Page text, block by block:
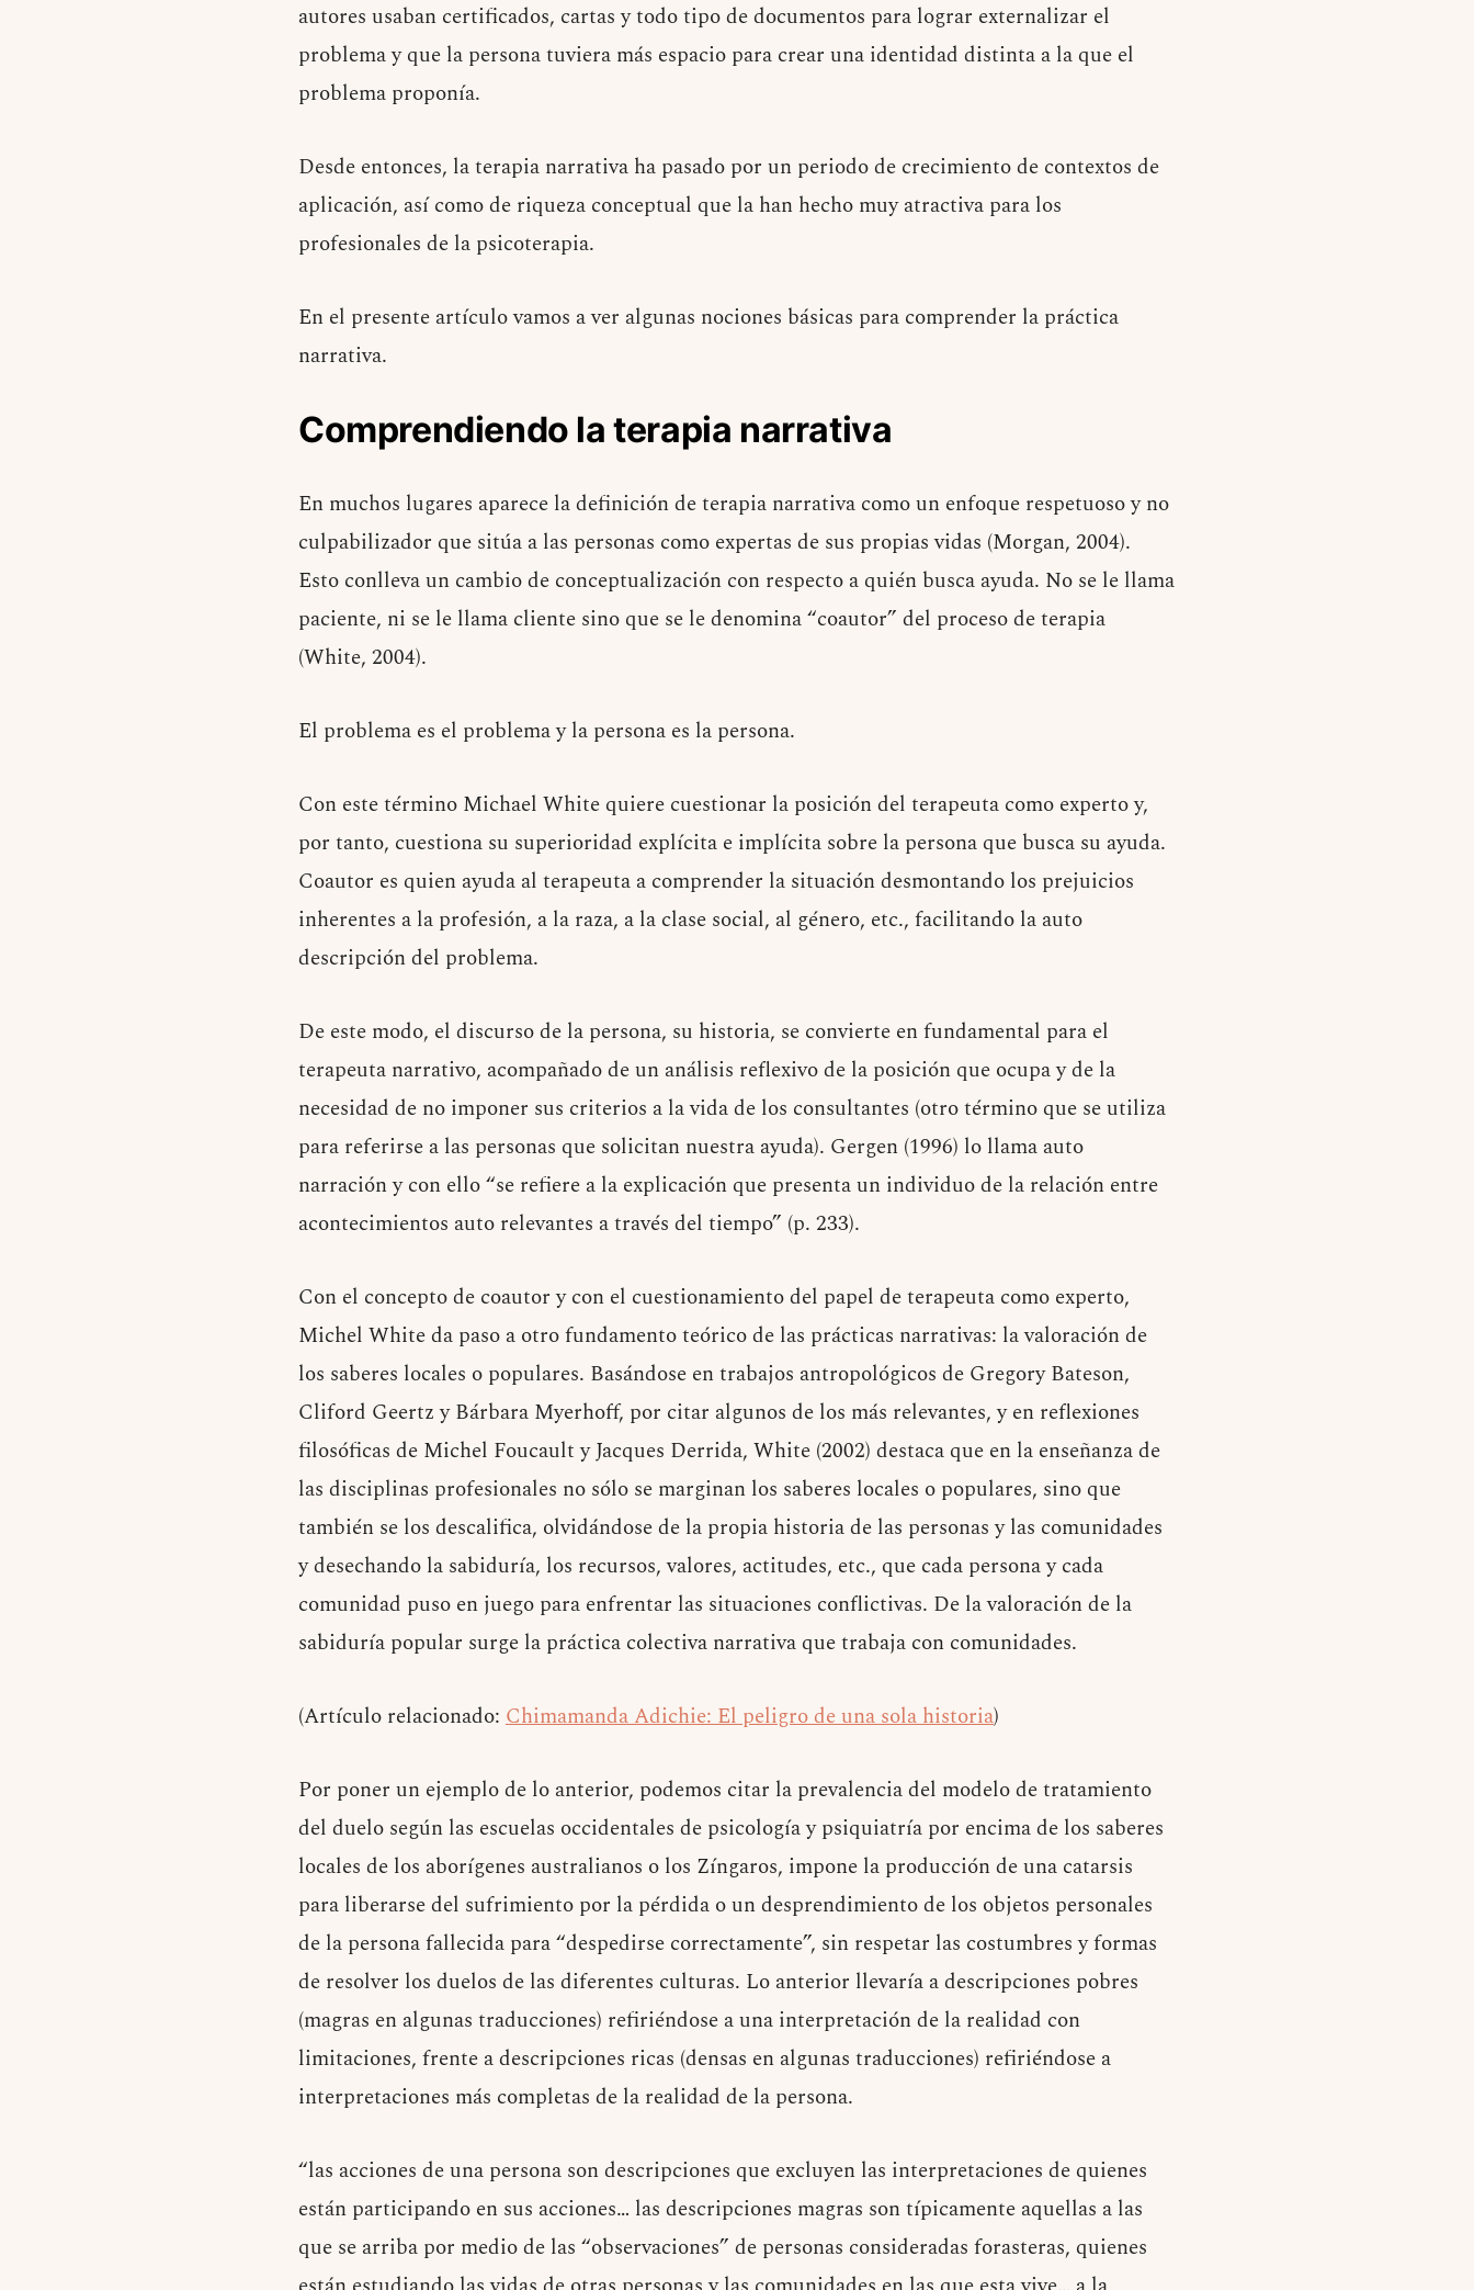
autores usaban certificados, cartas y todo tipo de documentos para lograr externalizar el
problema y que la persona tuviera más espacio para crear una identidad distinta a la que el
problema proponía.
Desde entonces, la terapia narrativa ha pasado por un periodo de crecimiento de contextos de
aplicación, así como de riqueza conceptual que la han hecho muy atractiva para los
profesionales de la psicoterapia.
En el presente artículo vamos a ver algunas nociones básicas para comprender la práctica
narrativa.
Comprendiendo la terapia narrativa
En muchos lugares aparece la definición de terapia narrativa como un enfoque respetuoso y no
culpabilizador que sitúa a las personas como expertas de sus propias vidas (Morgan, 2004).
Esto conlleva un cambio de conceptualización con respecto a quién busca ayuda. No se le llama
paciente, ni se le llama cliente sino que se le denomina “coautor” del proceso de terapia
(White, 2004).
El problema es el problema y la persona es la persona.
Con este término Michael White quiere cuestionar la posición del terapeuta como experto y,
por tanto, cuestiona su superioridad explícita e implícita sobre la persona que busca su ayuda.
Coautor es quien ayuda al terapeuta a comprender la situación desmontando los prejuicios
inherentes a la profesión, a la raza, a la clase social, al género, etc., facilitando la auto
descripción del problema.
De este modo, el discurso de la persona, su historia, se convierte en fundamental para el
terapeuta narrativo, acompañado de un análisis reflexivo de la posición que ocupa y de la
necesidad de no imponer sus criterios a la vida de los consultantes (otro término que se utiliza
para referirse a las personas que solicitan nuestra ayuda). Gergen (1996) lo llama auto
narración y con ello “se refiere a la explicación que presenta un individuo de la relación entre
acontecimientos auto relevantes a través del tiempo” (p. 233).
Con el concepto de coautor y con el cuestionamiento del papel de terapeuta como experto,
Michel White da paso a otro fundamento teórico de las prácticas narrativas: la valoración de
los saberes locales o populares. Basándose en trabajos antropológicos de Gregory Bateson,
Cliford Geertz y Bárbara Myerhoff, por citar algunos de los más relevantes, y en reflexiones
filosóficas de Michel Foucault y Jacques Derrida, White (2002) destaca que en la enseñanza de
las disciplinas profesionales no sólo se marginan los saberes locales o populares, sino que
también se los descalifica, olvidándose de la propia historia de las personas y las comunidades
y desechando la sabiduría, los recursos, valores, actitudes, etc., que cada persona y cada
comunidad puso en juego para enfrentar las situaciones conflictivas. De la valoración de la
sabiduría popular surge la práctica colectiva narrativa que trabaja con comunidades.
(Artículo relacionado: Chimamanda Adichie: El peligro de una sola historia)
Por poner un ejemplo de lo anterior, podemos citar la prevalencia del modelo de tratamiento
del duelo según las escuelas occidentales de psicología y psiquiatría por encima de los saberes
locales de los aborígenes australianos o los Zíngaros, impone la producción de una catarsis
para liberarse del sufrimiento por la pérdida o un desprendimiento de los objetos personales
de la persona fallecida para “despedirse correctamente”, sin respetar las costumbres y formas
de resolver los duelos de las diferentes culturas. Lo anterior llevaría a descripciones pobres
(magras en algunas traducciones) refiriéndose a una interpretación de la realidad con
limitaciones, frente a descripciones ricas (densas en algunas traducciones) refiriéndose a
interpretaciones más completas de la realidad de la persona.
“las acciones de una persona son descripciones que excluyen las interpretaciones de quienes
están participando en sus acciones… las descripciones magras son típicamente aquellas a las
que se arriba por medio de las “observaciones” de personas consideradas forasteras, quienes